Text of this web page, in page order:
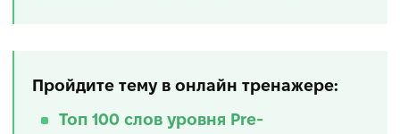
Пройдите тему в онлайн тренажере:
Топ 100 слов уровня Pre-